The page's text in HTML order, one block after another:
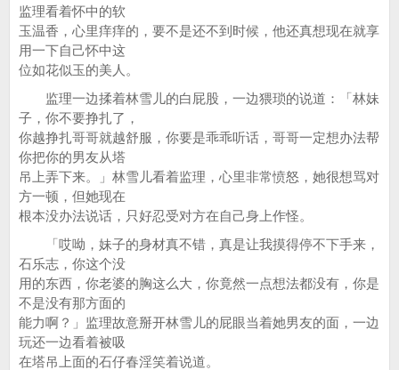
监理看着怀中的软
玉温香，心里痒痒的，要不是还不到时候，他还真想现在就享
用一下自己怀中这
位如花似玉的美人。
监理一边揉着林雪儿的白屁股，一边猥琐的说道：「林妹
子，你不要挣扎了，
你越挣扎哥哥就越舒服，你要是乖乖听话，哥哥一定想办法帮
你把你的男友从塔
吊上弄下来。」林雪儿看着监理，心里非常愤怒，她很想骂对
方一顿，但她现在
根本没办法说话，只好忍受对方在自己身上作怪。
「哎呦，妹子的身材真不错，真是让我摸得停不下手来，
石乐志，你这个没
用的东西，你老婆的胸这么大，你竟然一点想法都没有，你是
不是没有那方面的
能力啊？」监理故意掰开林雪儿的屁眼当着她男友的面，一边
玩还一边看着被吸
在塔吊上面的石仔春淫笑着说道。